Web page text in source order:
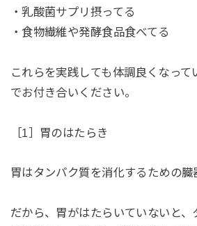
・乳酸菌サプリ摂ってる
・食物繊維や発酵食品食べてる
これらを実践しても体調良くなって
でお付き合いください。
［1］胃のはたらき
胃はタンパク質を消化するための臓
だから、胃がはたらいていないと